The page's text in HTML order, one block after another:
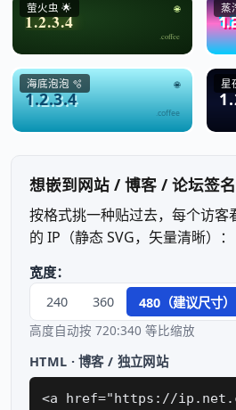
🌐
1.2.3.4
.coffee
萤火虫 🌟 蒸
🌐
1.2.3.4
.coffee
海底泡泡 🫧 星
想嵌到网站 / 博客 / 论坛签名
按格式挑一种贴过去，每个访客
的 IP（静态 SVG，矢量清晰）：
宽度：
240 360 480（建议尺寸）
高度自动按 720:340 等比缩放
HTML · 博客 / 独立网站
<a href="https://